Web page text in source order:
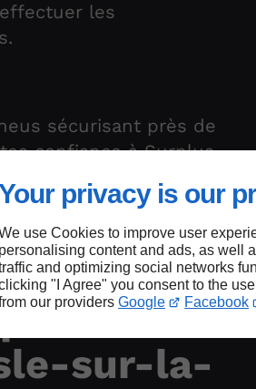
privacy is our
use Cookies to improve user
personalising content and ads, as well
and optimizing social networks
"I Agree" you consent to the
our providers Google Facebook
les
sécurisant près de
confiance à Surplus
sur-la-